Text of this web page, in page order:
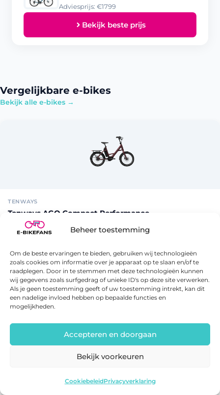
Beheer toestemming
Om de beste ervaringen te bieden, gebruiken wij technologieën
zoals cookies om informatie over je apparaat op te slaan en/of te
raadplegen. Door in te stemmen met deze technologieën kunnen
wij gegevens zoals surfgedrag of unieke ID's op deze site verwerken.
Als je geen toestemming geeft of uw toestemming intrekt, kan dit
een nadelige invloed hebben op bepaalde functies en
mogelijkheden.
Accepteren en doorgaan
Bekijk voorkeuren
CookiebeleidPrivacyverklaring
Adviesprijs: €1799
Bekijk beste prijs
Vergelijkbare e-bikes
Bekijk alle e-bikes →
TENWAYS
Tenways AGO Compact Performance
120 kmBosch Performance Line
Tenways AGO Performance
Tenways CGO600 Plus